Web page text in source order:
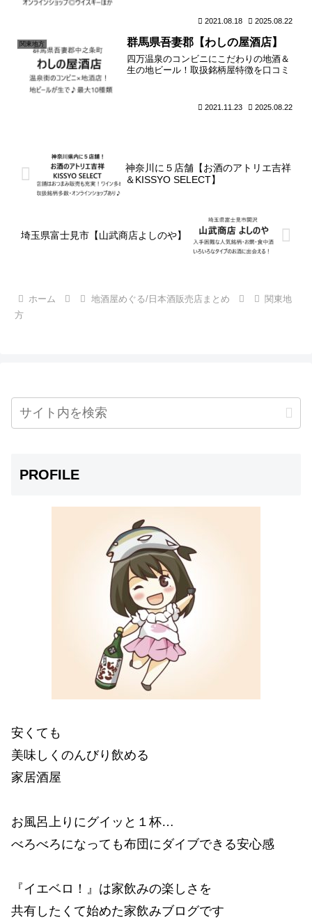
2021.08.18 2025.08.22
関東地方 群馬県吾妻郡【わしの屋酒店】
四万温泉のコンビニにこだわりの地酒＆
生の地ビール！取扱銘柄屋特徴を口コミ
2021.11.23 2025.08.22
神奈川に５店舗【お酒のアトリエ吉祥
＆KISSYO SELECT】
埼玉県富士見市【山武商店よしのや】
ホーム 地酒屋めぐる/日本酒販売店まとめ
関東地
方
PROFILE
安くても
美味しくのんびり飲める
家居酒屋
お風呂上りにグイッと１杯…
べろべろになっても布団にダイブできる安心感
『イエベロ！』は家飲みの楽しさを
共有したくて始めた家飲みブログです